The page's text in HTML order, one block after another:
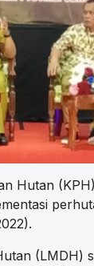
Hutan
(LMDH)